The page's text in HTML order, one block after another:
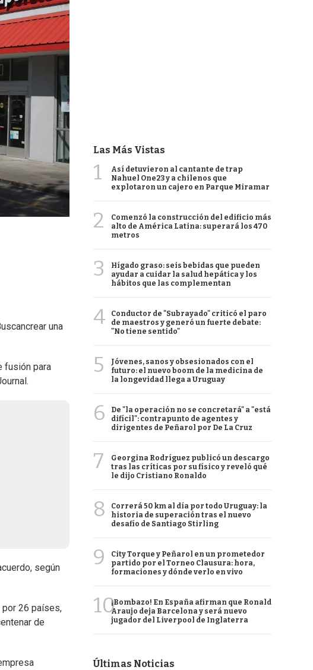
una
fusión para
según
por 26 países,
de
Las Más Vistas
1
Así detuvieron al cantante de trap
Nahuel One23 y a chilenos que
explotaron un cajero en Parque Miramar
2
Comenzó la construcción del edificio más
alto de América Latina: superará los 470
metros
3
Hígado graso: seis bebidas que pueden
ayudar a cuidar la salud hepática y los
hábitos que las complementan
4
Conductor de "Subrayado" criticó el paro
de maestros y generó un fuerte debate:
"No tiene sentido"
5
Jóvenes, sanos y obsesionados con el
futuro: el nuevo boom de la medicina de
la longevidad llega a Uruguay
6
De "la operación no se concretará" a "está
difícil": contrapunto de agentes y
dirigentes de Peñarol por De La Cruz
7
Georgina Rodríguez publicó un descargo
tras las críticas por su físico y reveló qué
le dijo Cristiano Ronaldo
8
Correrá 50 km al día por todo Uruguay: la
historia de superación tras el nuevo
desafío de Santiago Stirling
9
City Torque y Peñarol en un prometedor
partido por el Torneo Clausura: hora,
formaciones y dónde verlo en vivo
10¡Bombazo! En España afirman que Ronald
Araujo deja Barcelona y será nuevo
jugador del Liverpool de Inglaterra
Últimas Noticias